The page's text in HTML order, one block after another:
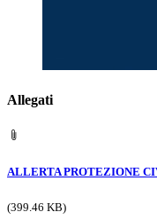
Allegati
ALLERTA PROTEZIONE
(399.46 KB)